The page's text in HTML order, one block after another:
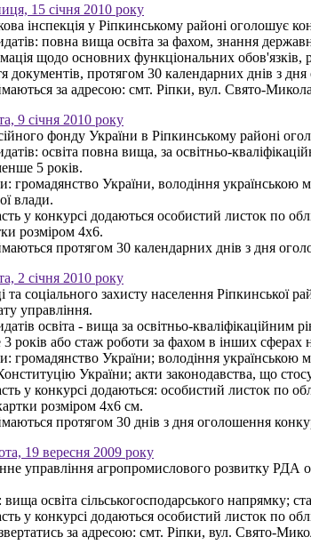
15 січня 2010 року
інспекція у Ріпкинському районі оголошує
повна вища освіта за фахом, знання
щодо основних функціональних обов'язків,
документів, протягом 30 календарних днів з
за адресою: смт. Ріпки, вул. Свято-
9 січня 2010 року
фонду України в Ріпкинському районі
освіта повна вища, за освітньо-
5 років.
громадянство України, володіння українською
влади.
у конкурсі додаються особистий листок по
розміром 4х6.
протягом 30 календарних днів з дня
2 січня 2010 року
та соціального захисту населення Ріпкинської
управління.
освіта - вища за освітньо-кваліфікаційним
років або стаж роботи за фахом в інших сферах
громадянство України; володіння українською
України; акти законодавства, що
у конкурсі додаються: особистий листок по
розміром 4х6 см.
протягом 30 днів з дня оголошення
19 вересня 2009 року
управління агропромислового розвитку РДА
освіта сільськогосподарського напрямку;
у конкурсі додаються особистий листок по
за адресою: смт. Ріпки, вул. Свято-